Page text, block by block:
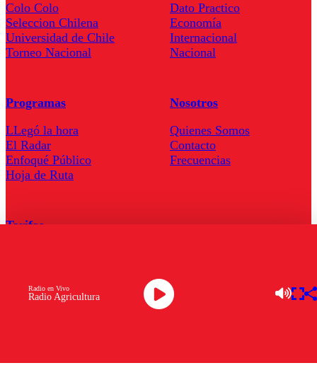
Radio Agricultura
Radio en Vivo
Colo Colo
Seleccion Chilena
Universidad de Chile
Torneo Nacional
Dato Practico
Economía
Internacional
Nacional
Programas
LLegó la hora
El Radar
Enfoqué Público
Hoja de Ruta
Nosotros
Quienes Somos
Contacto
Frecuencias
Tarifas
Descarga la APP